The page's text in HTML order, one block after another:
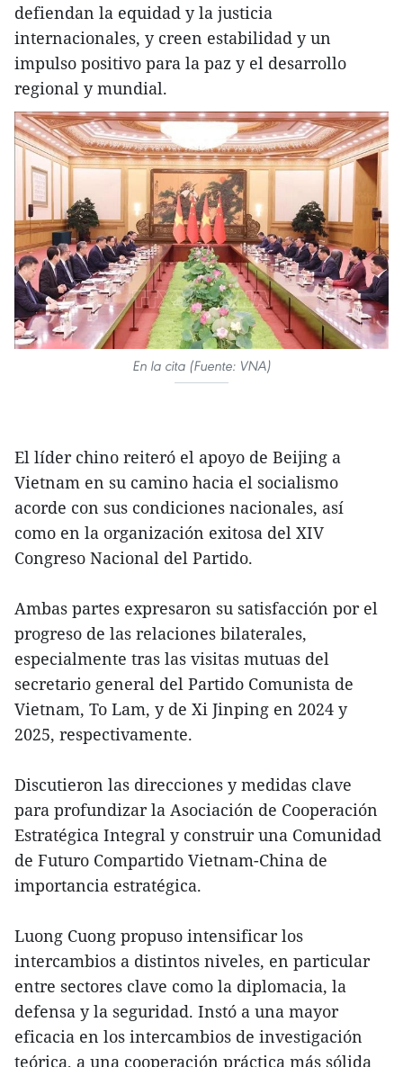
defiendan la equidad y la justicia
internacionales, y creen estabilidad y un
impulso positivo para la paz y el desarrollo
regional y mundial.
En la cita (Fuente: VNA)
El líder chino reiteró el apoyo de Beijing a
Vietnam en su camino hacia el socialismo
acorde con sus condiciones nacionales, así
como en la organización exitosa del XIV
Congreso Nacional del Partido.
Ambas partes expresaron su satisfacción por el
progreso de las relaciones bilaterales,
especialmente tras las visitas mutuas del
secretario general del Partido Comunista de
Vietnam, To Lam, y de Xi Jinping en 2024 y
2025, respectivamente.
Discutieron las direcciones y medidas clave
para profundizar la Asociación de Cooperación
Estratégica Integral y construir una Comunidad
de Futuro Compartido Vietnam-China de
importancia estratégica.
Luong Cuong propuso intensificar los
intercambios a distintos niveles, en particular
entre sectores clave como la diplomacia, la
defensa y la seguridad. Instó a una mayor
eficacia en los intercambios de investigación
teórica, a una cooperación práctica más sólida